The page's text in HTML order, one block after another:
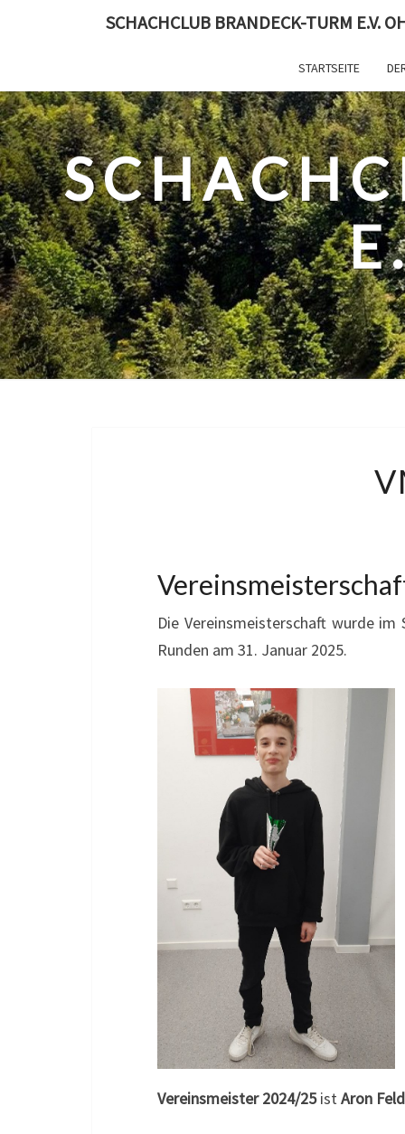
SCHACHCLUB BRANDECK-TURM E.V.
STARTSEITE
Die Vereinsmeisterschaft wurde
Runden am 31. Januar 2025.
Vereinsmeister 2024/25istAron